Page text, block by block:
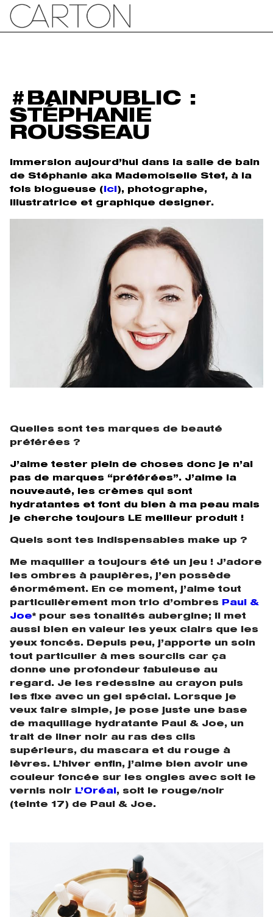
#BAINPUBLIC :
STÉPHANIE
ROUSSEAU
Immersion aujourd’hui dans la salle de bain
de Stéphanie aka Mademoiselle Stef, à la
fois blogueuse ( ici ), photographe,
illustratrice et graphique designer.
Quelles sont tes marques de beauté
préférées ?
J’aime tester plein de choses donc je n’ai
pas de marques “préférées”. J’aime la
nouveauté, les crèmes qui sont
hydratantes et font du bien à ma peau mais
je cherche toujours LE meilleur produit !
Quels sont tes indispensables make up ?
Me maquiller a toujours été un jeu ! J’adore
les ombres à paupières, j’en possède
énormément. En ce moment, j’aime tout
particulièrement mon trio d’ombres
Paul &
Joe* pour ses tonalités aubergine; il met
aussi bien en valeur les yeux clairs que les
yeux foncés. Depuis peu, j’apporte un soin
tout particulier à mes sourcils car ça
donne une profondeur fabuleuse au
regard. Je les redessine au crayon puis
les fixe avec un gel spécial.
Lorsque je
veux faire simple, je pose juste une base
de maquillage hydratante Paul & Joe, un
trait de liner noir au ras des cils
supérieurs, du mascara et du rouge à
lèvres. L’hiver enfin, j’aime bien avoir une
couleur foncée sur les ongles avec soit le
vernis noir
L’Oréal , soit le rouge/noir
(teinte 17) de Paul & Joe.